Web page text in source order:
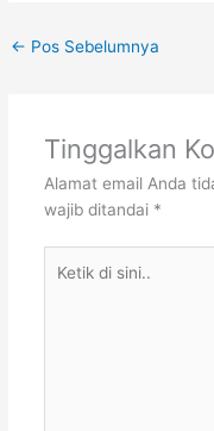
← Pos Sebelumnya
Tinggalkan
Alamat email Anda
wajib ditandai *